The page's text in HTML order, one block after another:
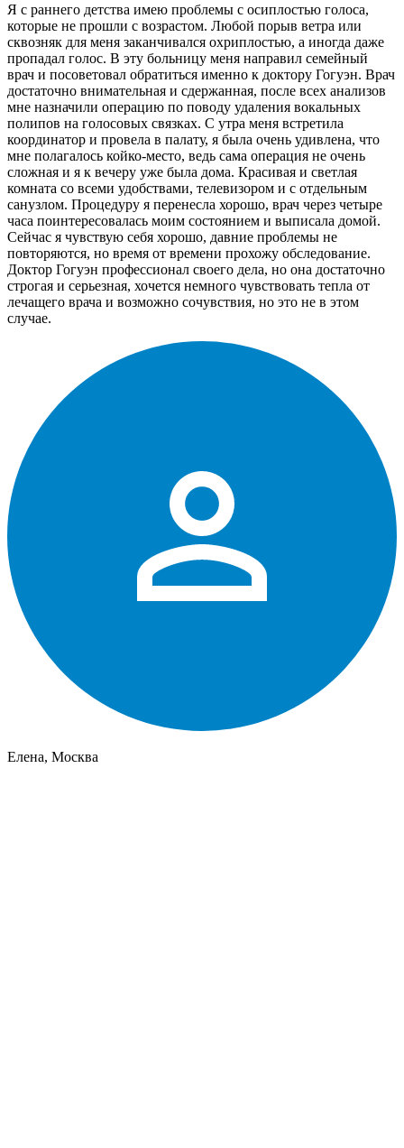
Я с раннего детства имею проблемы с осиплостью голоса,
которые не прошли с возрастом. Любой порыв ветра или
сквозняк для меня заканчивался охриплостью, а иногда даже
пропадал голос. В эту больницу меня направил семейный
врач и посоветовал обратиться именно к доктору Гогуэн. Врач
достаточно внимательная и сдержанная, после всех анализов
мне назначили операцию по поводу удаления вокальных
полипов на голосовых связках. С утра меня встретила
координатор и провела в палату, я была очень удивлена, что
мне полагалось койко-место, ведь сама операция не очень
сложная и я к вечеру уже была дома. Красивая и светлая
комната со всеми удобствами, телевизором и с отдельным
санузлом. Процедуру я перенесла хорошо, врач через четыре
часа поинтересовалась моим состоянием и выписала домой.
Сейчас я чувствую себя хорошо, давние проблемы не
повторяются, но время от времени прохожу обследование.
Доктор Гогуэн профессионал своего дела, но она достаточно
строгая и серьезная, хочется немного чувствовать тепла от
лечащего врача и возможно сочувствия, но это не в этом
случае.
Елена, Москва